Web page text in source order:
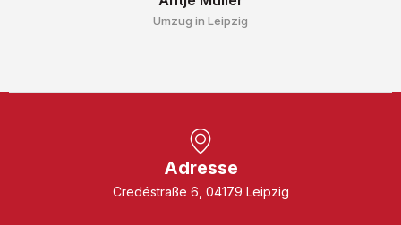
Umzug in Leipzig
Adresse
Credéstraße 6, 04179 Leipzig